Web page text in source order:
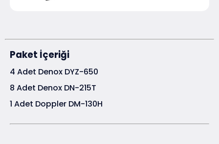
Paket İçeriği
4 Adet Denox DYZ-650
8 Adet Denox DN-215T
1 Adet Doppler DM-130H